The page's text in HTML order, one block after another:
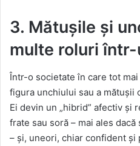
3. Mătușile și
multe roluri
Într-o societate în care tot
figura unchiului sau a mătușii
Ei devin un „hibrid” afectiv și
frate sau soră – mai ales
– și, uneori, chiar confident și